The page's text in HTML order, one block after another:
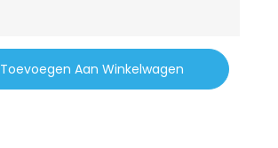
Toevoegen Aan Winkelwagen